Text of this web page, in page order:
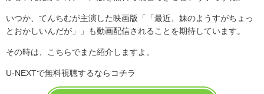
いつか、てんちむが主演した映画版「「最近、妹のようすがちょっ
とおかしいんだが」」も動画配信されることを期待しています。
その時は、こちらでまた紹介しますよ。
U-NEXTで無料視聴するならコチラ